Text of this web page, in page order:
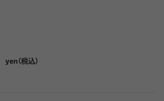
yen（税込）